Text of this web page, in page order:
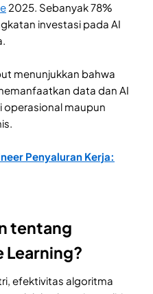
2025. Sebanyak 78%
investasi pada AI
menunjukkan bahwa
data dan AI
operasional maupun
Penyaluran Kerja:
tentang
Learning?
efektivitas algoritma